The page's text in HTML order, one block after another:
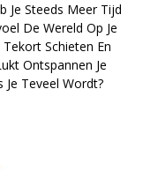
Je Steeds Meer Tijd
De Wereld Op Je
Schieten En
Ontspannen Je
Je Teveel Wordt?